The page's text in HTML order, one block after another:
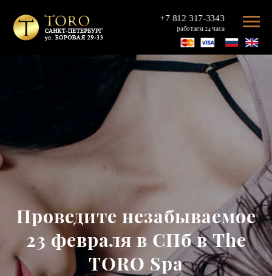
+7 812 317-3343
работаем 24 часа
Проведите незабываемое
23 февраля в СПб в The
TORO Spa